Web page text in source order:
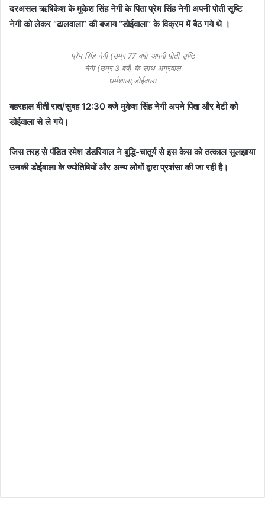
दरअसल ऋषिकेश के मुकेश सिंह नेगी के पिता प्रेम सिंह नेगी अपनी पोती सृष्टि
नेगी को लेकर “ढालवाला” की बजाय “डोईवाला” के विक्रम में बैठ गये थे ।
प्रेम सिंह नेगी (उम्र 77 वर्ष) अपनी पोती सृष्टि
नेगी (उम्र 3 वर्ष) के साथ अग्रवाल
धर्मशाला,डोईवाला
बहरहाल बीती रात/सुबह 12:30 बजे मुकेश सिंह नेगी अपने पिता और बेटी को
डोईवाला से ले गये।
जिस तरह से पंडित रमेश डंडरियाल ने बुद्धि-चातुर्य से इस केस को तत्काल सुलझाया
उनकी डोईवाला के ज्योतिषियों और अन्य लोगों द्वारा प्रशंसा की जा रही है।